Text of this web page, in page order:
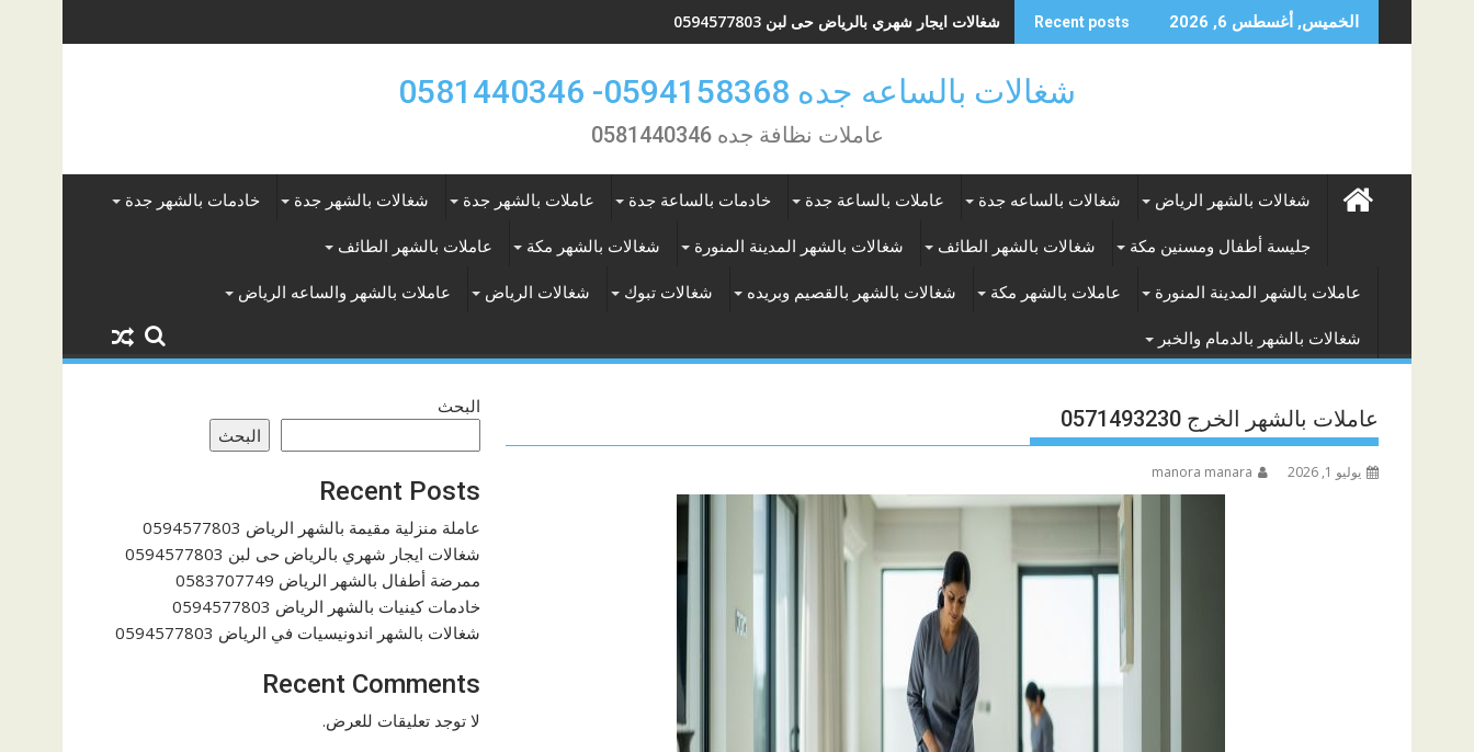
to
الخميس, أغسطس 6, 2026 Recent posts شغالات ايجار شهري بالرياض حى لبن 0594577803
شغالات بالساعه جده 0594158368- 0581440346
عاملات نظافة جده 0581440346
شغالات بالشهر الرياض شغالات بالساعه جدة عاملات بالساعة جدة خادمات بالساعة جدة عاملات بالشهر جدة شغالات بالشهر جدة خادمات بالشهر جدة
جليسة أطفال ومسنين مكة شغالات بالشهر الطائف شغالات بالشهر المدينة المنورة شغالات بالشهر مكة عاملات بالشهر الطائف
عاملات بالشهر المدينة المنورة عاملات بالشهر مكة شغالات بالشهر بالقصيم وبريده شغالات تبوك شغالات الرياض عاملات بالشهر والساعه الرياض
شغالات بالشهر بالدمام والخبر
عاملات بالشهر الخرج 0571493230
يوليو 1, 2026 manora manara
البحث
البحث
Recent Posts
عاملة منزلية مقيمة بالشهر الرياض 0594577803
شغالات ايجار شهري بالرياض حى لبن 0594577803
ممرضة أطفال بالشهر الرياض 0583707749
خادمات كينيات بالشهر الرياض 0594577803
شغالات بالشهر اندونيسيات في الرياض 0594577803
Recent Comments
لا توجد تعليقات للعرض.